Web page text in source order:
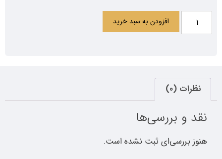
افزودن به سبد خرید
نظرات (0)
نقد و بررسی‌ها
هنوز بررسی‌ای ثبت نشده است.